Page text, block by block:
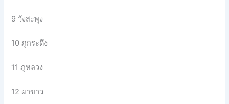
9 วังสะพุง
10 ภูกระดึง
11 ภูหลวง
12 ผาขาว